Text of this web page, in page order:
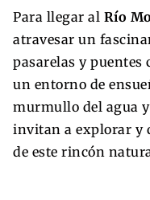
Para llegar al Río
atravesar un
pasarelas y puentes
un entorno de
murmullo del agua
invitan a explorar y
de este rincón